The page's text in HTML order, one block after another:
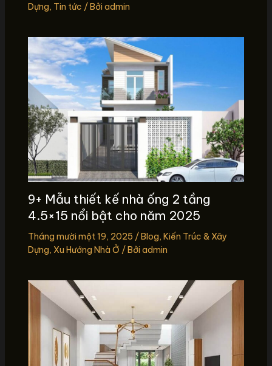
Dựng, Tin tức / Bởi admin
9+ Mẫu thiết kế nhà ống 2 tầng
4.5×15 nổi bật cho năm 2025
Tháng mười một 19, 2025 /Blog, Kiến Trúc & Xây
Dựng, Xu Hướng Nhà Ở / Bởi admin